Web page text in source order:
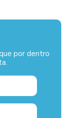
por dentro